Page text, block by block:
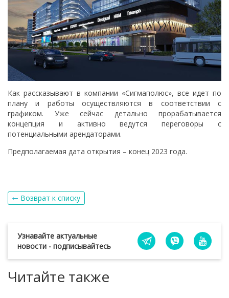
Как рассказывают в компании «Сигмаполюс», все идет по
плану и работы осуществляются в соответствии с
графиком. Уже сейчас детально прорабатывается
концепция и активно ведутся переговоры с
потенциальными арендаторами.
Предполагаемая дата открытия – конец 2023 года.
Возврат к списку
Узнавайте актуальные
новости - подписывайтесь
Читайте также